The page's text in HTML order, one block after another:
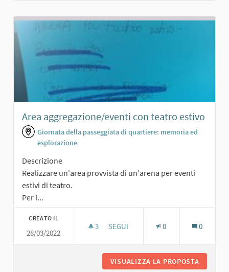
Area aggregazione/eventi con teatro estivo
Giornata della passeggiata di quartiere: memoria ed
esplorazione
Descrizione
Realizzare un'area provvista di un'arena per eventi
estivi di teatro.
Per i...
CREATO IL
28/03/2022
3 3 SOSTENITORI
SEGUI 0 0
VISUALIZZA LA PROPOSTA